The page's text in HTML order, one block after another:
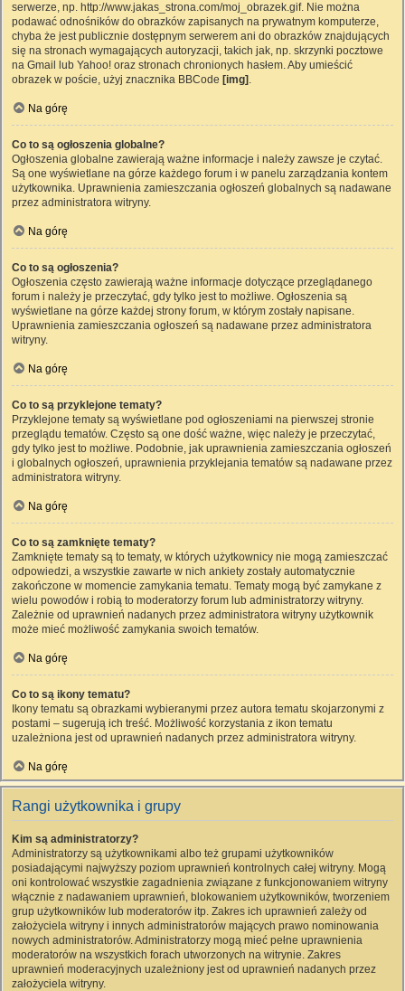
serwerze, np. http://www.jakas_strona.com/moj_obrazek.gif. Nie można
podawać odnośników do obrazków zapisanych na prywatnym komputerze,
chyba że jest publicznie dostępnym serwerem ani do obrazków znajdujących
się na stronach wymagających autoryzacji, takich jak, np. skrzynki pocztowe
na Gmail lub Yahoo! oraz stronach chronionych hasłem. Aby umieścić
obrazek w poście, użyj znacznika BBCode [img] .
Na górę
Co to są ogłoszenia globalne?
Ogłoszenia globalne zawierają ważne informacje i należy zawsze je czytać.
Są one wyświetlane na górze każdego forum i w panelu zarządzania kontem
użytkownika. Uprawnienia zamieszczania ogłoszeń globalnych są nadawane
przez administratora witryny.
Na górę
Co to są ogłoszenia?
Ogłoszenia często zawierają ważne informacje dotyczące przeglądanego
forum i należy je przeczytać, gdy tylko jest to możliwe. Ogłoszenia są
wyświetlane na górze każdej strony forum, w którym zostały napisane.
Uprawnienia zamieszczania ogłoszeń są nadawane przez administratora
witryny.
Na górę
Co to są przyklejone tematy?
Przyklejone tematy są wyświetlane pod ogłoszeniami na pierwszej stronie
przeglądu tematów. Często są one dość ważne, więc należy je przeczytać,
gdy tylko jest to możliwe. Podobnie, jak uprawnienia zamieszczania ogłoszeń
i globalnych ogłoszeń, uprawnienia przyklejania tematów są nadawane przez
administratora witryny.
Na górę
Co to są zamknięte tematy?
Zamknięte tematy są to tematy, w których użytkownicy nie mogą zamieszczać
odpowiedzi, a wszystkie zawarte w nich ankiety zostały automatycznie
zakończone w momencie zamykania tematu. Tematy mogą być zamykane z
wielu powodów i robią to moderatorzy forum lub administratorzy witryny.
Zależnie od uprawnień nadanych przez administratora witryny użytkownik
może mieć możliwość zamykania swoich tematów.
Na górę
Co to są ikony tematu?
Ikony tematu są obrazkami wybieranymi przez autora tematu skojarzonymi z
postami – sugerują ich treść. Możliwość korzystania z ikon tematu
uzależniona jest od uprawnień nadanych przez administratora witryny.
Na górę
Rangi użytkownika i grupy
Kim są administratorzy?
Administratorzy są użytkownikami albo też grupami użytkowników
posiadającymi najwyższy poziom uprawnień kontrolnych całej witryny. Mogą
oni kontrolować wszystkie zagadnienia związane z funkcjonowaniem witryny
włącznie z nadawaniem uprawnień, blokowaniem użytkowników, tworzeniem
grup użytkowników lub moderatorów itp. Zakres ich uprawnień zależy od
założyciela witryny i innych administratorów mających prawo nominowania
nowych administratorów. Administratorzy mogą mieć pełne uprawnienia
moderatorów na wszystkich forach utworzonych na witrynie. Zakres
uprawnień moderacyjnych uzależniony jest od uprawnień nadanych przez
założyciela witryny.